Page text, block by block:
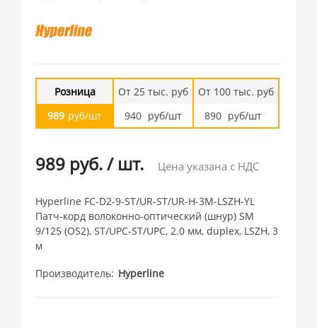
Розница
989 руб/шт
От 25 тыс. руб
940 руб/шт
От 100 тыс. руб
890 руб/шт
989 руб./ шт. Цена указана с НДС
Hyperline FC-D2-9-ST/UR-ST/UR-H-3M-LSZH-YL
Патч-корд волоконно-оптический (шнур) SM
9/125 (OS2), ST/UPC-ST/UPC, 2.0 мм, duplex, LSZH, 3
м
Производитель Hyperline